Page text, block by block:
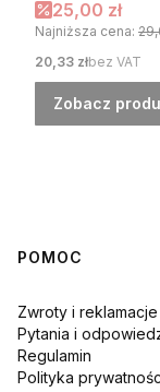
Cena
25,00 zł
Najniższa cena:
Cena
20,33 złbez VAT
Zobacz
Linki w
POMOC
Zwroty i reklamacje
Pytania i
Regulamin
Polityka